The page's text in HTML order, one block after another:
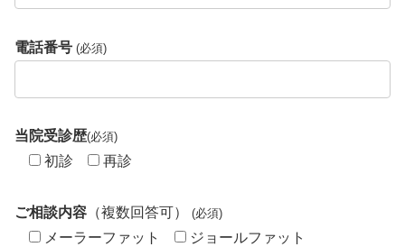
電話番号 (必須)
当院受診歴(必須)
初診 再診
ご相談内容 （複数回答可） (必須)
メーラーファット
ジョールファット